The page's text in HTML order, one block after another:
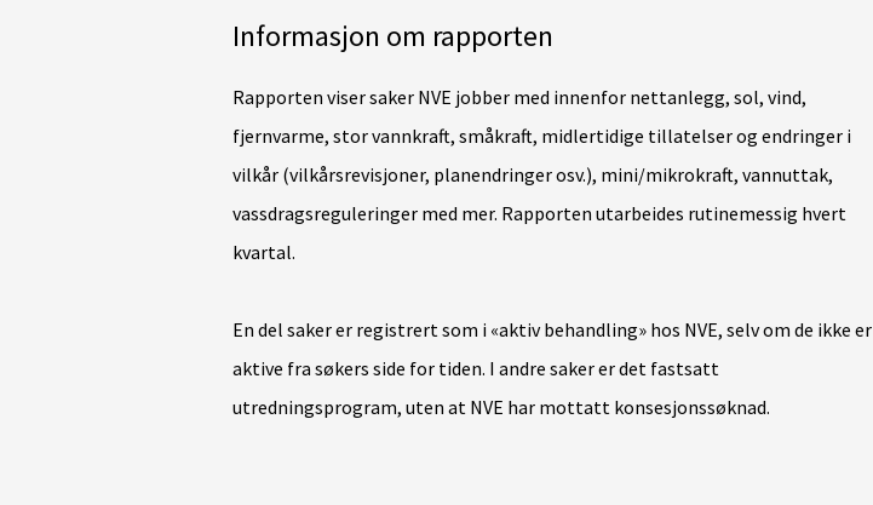
Informasjon om rapporten
Rapporten viser saker NVE jobber med innenfor nettanlegg, sol, vind,
fjernvarme, stor vannkraft, småkraft, midlertidige tillatelser og endringer i
vilkår (vilkårsrevisjoner, planendringer osv.), mini/mikrokraft, vannuttak,
vassdragsreguleringer med mer. Rapporten utarbeides rutinemessig hvert
kvartal.
En del saker er registrert som i «aktiv behandling» hos NVE, selv om de ikke er
aktive fra søkers side for tiden. I andre saker er det fastsatt
utredningsprogram, uten at NVE har mottatt konsesjonssøknad.